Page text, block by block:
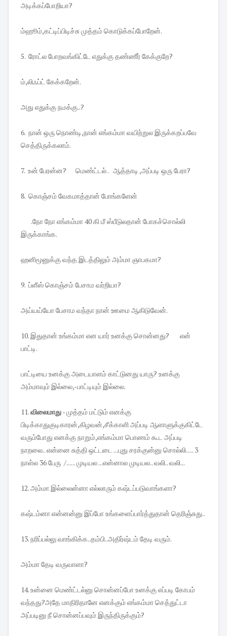
அடிக்கப்போறியா?
ம்ஹூம்,கட்டிப்பிடிச்சு முத்தம் கொடுக்கப்போறேன்.
5. ரோட்ல போறவங்கிட்டே எதுக்கு தண்ணீர் கேக்குறே?
ம்,லிஃப்ட் கேக்கறேன்.
அது எதுக்கு நமக்கு..?
6. நான் ஒரு நொண்டி,நான் எங்கம்மா வயிற்றுல இருக்கறப்பவே
செத்திருக்கலாம்.
7. உன் பேரன்ன? மெண்ட்டல் . ஆத்தாடி ,அப்படி ஒரு பேரா?
8. கொஞ்சம் வேகமாத்தான் போங்களேன்
.நோ நோ எங்கம்மா 40 கி மீ ஸ்பீடுலதான் போகச்சொல்லி
இருக்காங்க.
ஹனிமூனுக்கு வந்த இடத்திலும் அம்மா ஞாபகமா?
9. ப்ளீஸ் கொஞ்சம் பேசாம வர்றியா?
அய்யய்யோ பேசாம வந்தா நான் ஊமை ஆகிடுவேன்.
10. இதுதான் உங்கம்மா என யார் உனக்கு சொன்னது? என்
பாட்டி.
பாட்டியை உனக்கு அடையாளம் காட்டுனது யாரு? உனக்கு
அம்மாவும் இல்லை,-பாட்டியும் இல்லை.
11.விலைமாது- முத்தம் மட்டும் எனக்கு
பிடிக்காதுகுடிகாரன்,கிழவன்,சீக்காளி அப்படி ஆளாளுக்குகிட்டே
வரும்போது எனக்கு நாறும்,எங்கம்மா பொணம் கூட அப்படி
நாறலை.. என்னை சுத்தி ஒட்டடை ...புது சரக்குன்னு சொல்லி..... 3
நாள்ல 36 பேரு /...... முடியல ...என்னால முடியல.. வலி.. வலி...
12. அம்மா இல்லைன்னா எல்லாரும் கஷ்டப்படுவாங்களா?
கஷ்டம்னா என்னன்னு இப்போ உங்களைப்பார்த்துதான் தெரிஞ்சுது..
13. நரிப்பல்லு வாங்கிக்க..தம்பி..அதிர்ஷ்டம் தேடி வரும்.
அம்மா தேடி வருவாளா?
14. உன்னை மெண்ட்டல்னு சொன்னப்போ உனக்கு எப்படி கோபம்
வந்தது?அதே மாதிரிதானே எனக்கும் எங்கம்மா செத்துட்டா
அப்படினு நீ சொன்னப்பவும் இருந்திருக்கும்?